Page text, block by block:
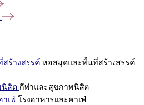
ร้างสรรค์ หอสมุดและพื้นที่สร้างสรรค์
นิสิต กีฬาและสุขภาพนิสิต
เฟ่ โรงอาหารและคาเฟ่